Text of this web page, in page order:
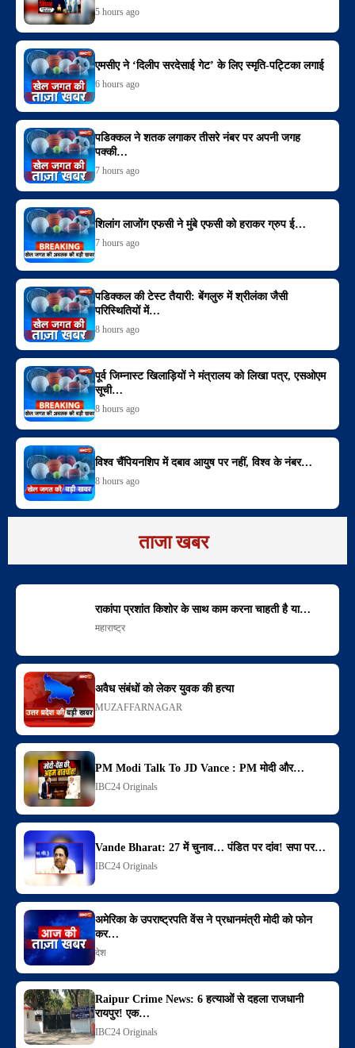
5 hours ago
एमसीए ने ‘दिलीप सरदेसाई गेट’ के लिए स्मृति-पट्टिका लगाई
6 hours ago
पडिक्कल ने शतक लगाकर तीसरे नंबर पर अपनी जगह
पक्की…
7 hours ago
शिलांग लाजोंग एफसी ने मुंबे एफसी को हराकर ग्रुप ई…
7 hours ago
पडिक्कल की टेस्ट तैयारी: बेंगलुरु में श्रीलंका जैसी
परिस्थितियों में…
8 hours ago
पूर्व जिम्नास्ट खिलाड़ियों ने मंत्रालय को लिखा पत्र, एसओएम
सूची…
8 hours ago
विश्व चैंपियनशिप में दबाव आयुष पर नहीं, विश्व के नंबर…
8 hours ago
ताजा खबर
राकांपा प्रशांत किशोर के साथ काम करना चाहती है या…
महाराष्ट्र
अवैध संबंधों को लेकर युवक की हत्या
MUZAFFARNAGAR
PM Modi Talk To JD Vance : PM मोदी और…
IBC24 Originals
Vande Bharat: 27 में चुनाव… पंडित पर दांव! सपा पर…
IBC24 Originals
अमेरिका के उपराष्ट्रपति वेंस ने प्रधानमंत्री मोदी को फोन
कर…
देश
Raipur Crime News: 6 हत्याओं से दहला राजधानी
रायपुर! एक…
IBC24 Originals